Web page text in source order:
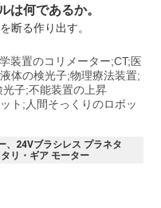
は何であるか。
断る作り出す。
装置のコリメーター;CT;医
体の検光子;物理療法装置;
子;不能装置の上昇
ト;人間そっくりのロボッ
、24Vブラシレス プラネタ
リ・ギア モーター